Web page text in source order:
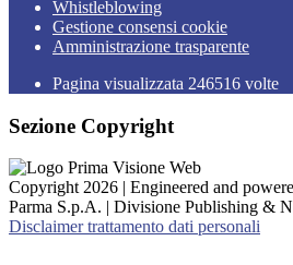
Whistleblowing
Gestione consensi cookie
Amministrazione trasparente
Pagina visualizzata 246516 volte
Sezione Copyright
Copyright 2026 | Engineered and
Parma S.p.A. | Divisione Publishing &
Disclaimer trattamento dati personali